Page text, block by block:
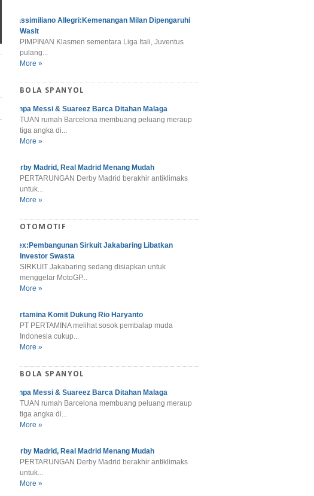
Massimiliano Allegri:Kemenangan Milan Dipengaruhi
Wasit
PIMPINAN Klasmen sementara Liga Itali, Juventus
pulang...
More »
BOLA SPANYOL
Tanpa Messi & Suareez Barca Ditahan Malaga
TUAN rumah Barcelona membuang peluang meraup
tiga angka di...
More »
Derby Madrid, Real Madrid Menang Mudah
PERTARUNGAN Derby Madrid berakhir antiklimaks
untuk...
More »
OTOMOTIF
Alex:Pembangunan Sirkuit Jakabaring Libatkan
Investor Swasta
SIRKUIT Jakabaring sedang disiapkan untuk
menggelar MotoGP...
More »
Pertamina Komit Dukung Rio Haryanto
PT PERTAMINA melihat sosok pembalap muda
Indonesia cukup...
More »
BOLA SPANYOL
Tanpa Messi & Suareez Barca Ditahan Malaga
TUAN rumah Barcelona membuang peluang meraup
tiga angka di...
More »
Derby Madrid, Real Madrid Menang Mudah
PERTARUNGAN Derby Madrid berakhir antiklimaks
untuk...
More »